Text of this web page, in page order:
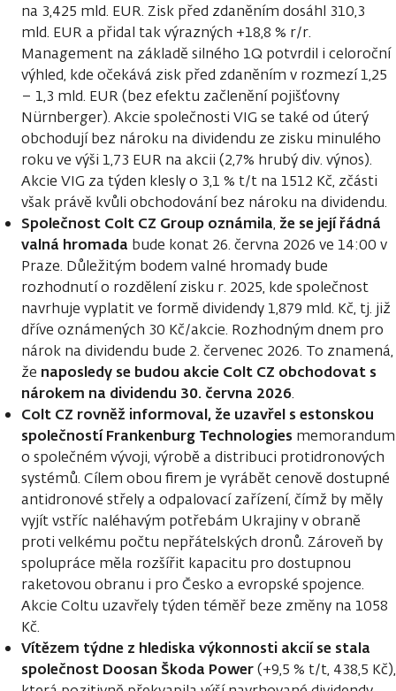
na 3,425 mld. EUR. Zisk před zdaněním dosáhl 310,3
mld. EUR a přidal tak výrazných +18,8 % r/r.
Management na základě silného 1Q potvrdil i celoroční
výhled, kde očekává zisk před zdaněním v rozmezí 1,25
– 1,3 mld. EUR (bez efektu začlenění pojišťovny
Nürnberger). Akcie společnosti VIG se také od úterý
obchodují bez nároku na dividendu ze zisku minulého
roku ve výši 1,73 EUR na akcii (2,7% hrubý div. výnos).
Akcie VIG za týden klesly o 3,1 % t/t na 1512 Kč, zčásti
však právě kvůli obchodování bez nároku na dividendu.
Společnost Colt CZ Group oznámila, že se její řádná
valná hromada bude konat 26. června 2026 ve 14:00 v
Praze. Důležitým bodem valné hromady bude
rozhodnutí o rozdělení zisku r. 2025, kde společnost
navrhuje vyplatit ve formě dividendy 1,879 mld. Kč, tj. již
dříve oznámených 30 Kč/akcie. Rozhodným dnem pro
nárok na dividendu bude 2. červenec 2026. To znamená,
že naposledy se budou akcie Colt CZ obchodovat s
nárokem na dividendu 30. června 2026.
Colt CZ rovněž informoval, že uzavřel s estonskou
společností Frankenburg Technologies memorandum
o společném vývoji, výrobě a distribuci protidronových
systémů. Cílem obou firem je vyrábět cenově dostupné
antidronové střely a odpalovací zařízení, čímž by měly
vyjít vstříc naléhavým potřebám Ukrajiny v obraně
proti velkému počtu nepřátelských dronů. Zároveň by
spolupráce měla rozšířit kapacitu pro dostupnou
raketovou obranu i pro Česko a evropské spojence.
Akcie Coltu uzavřely týden téměř beze změny na 1058
Kč.
Vítězem týdne z hlediska výkonnosti akcií se stala
společnost Doosan Škoda Power(+9,5 % t/t, 438,5 Kč),